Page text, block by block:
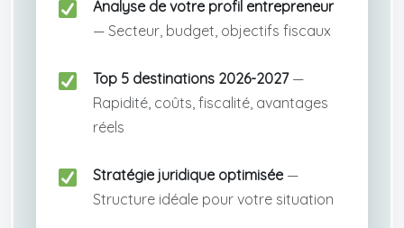
Analyse de votre profil entrepreneur
— Secteur, budget, objectifs fiscaux
Top 5 destinations 2026-2027 —
Rapidité, coûts, fiscalité, avantages
réels
Stratégie juridique optimisée —
Structure idéale pour votre situation